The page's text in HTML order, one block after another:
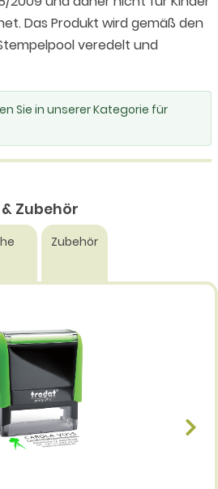
Das Produkt wird gemäß den
veredelt und
Sie in unserer Kategorie für
Zubehör
Zubehör